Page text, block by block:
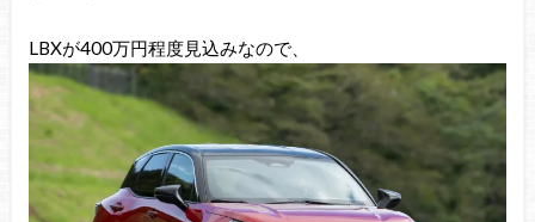
LBXが400万円程度見込みなので、